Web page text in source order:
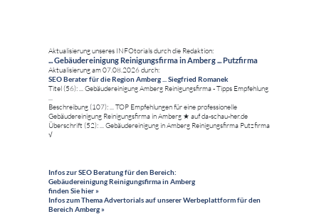
Aktualisierung unseres INFOtorials durch die Redaktion:
... Gebäudereinigung Reinigungsfirma in Amberg ... Putzfirma
Aktualisierung am 07.08.2026 durch:
SEO Berater für die Region Amberg ... Siegfried Romanek
Titel (56): ... Gebäudereinigung Amberg Reinigungsfirma - Tipps Empfehlung
...
Beschreibung (107): ... TOP Empfehlungen für eine professionelle
Gebäudereinigung Reinigungsfirma in Amberg ★ auf da-schau-her.de
Überschrift (52): ... Gebäudereinigung in Amberg Reinigungsfirma Putzfirma
√
Infos zur SEO Beratung für den Bereich:
Gebäudereinigung Reinigungsfirma in Amberg
finden Sie hier »
Infos zum Thema Advertorials auf unserer Werbeplattform für den
Bereich Amberg »